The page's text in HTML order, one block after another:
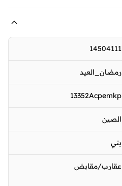
14504111
رمضان_العيد
13352Acpemkp
الصين
بني
عقارب/مقابض